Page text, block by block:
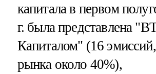
капитала в первом
г. была представлена
Капиталом" (16
рынка около 40%),